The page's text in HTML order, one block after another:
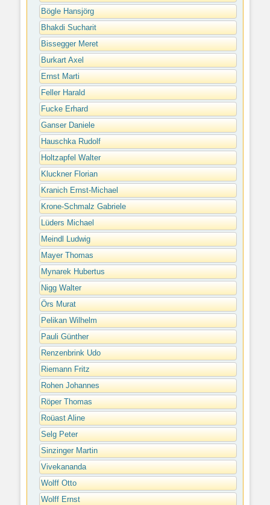
Bögle Hansjörg
Bhakdi Sucharit
Bissegger Meret
Burkart Axel
Ernst Marti
Feller Harald
Fucke Erhard
Ganser Daniele
Hauschka Rudolf
Holtzapfel Walter
Kluckner Florian
Kranich Ernst-Michael
Krone-Schmalz Gabriele
Lüders Michael
Meindl Ludwig
Mayer Thomas
Mynarek Hubertus
Nigg Walter
Örs Murat
Pelikan Wilhelm
Pauli Günther
Renzenbrink Udo
Riemann Fritz
Rohen Johannes
Röper Thomas
Roüast Aline
Selg Peter
Sinzinger Martin
Vivekananda
Wolff Otto
Wolff Ernst